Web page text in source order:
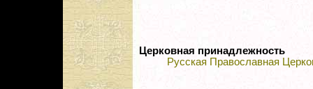
Церковная принадлежность
Русская Православная